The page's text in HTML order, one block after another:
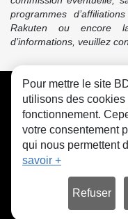
programmes
Rakuten ou encore
d’informations, veuillez
CGU
Pour mettre le site
utilisons des
fonctionnement.
votre consentement
qui nous permettent
savoir +
Refuser